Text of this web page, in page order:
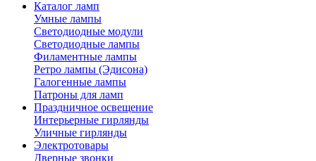
Каталог ламп
Умные лампы
Светодиодные модули
Светодиодные лампы
Филаментные лампы
Ретро лампы (Эдисона)
Галогенные лампы
Патроны для ламп
Праздничное освещение
Интерьерные гирлянды
Уличные гирлянды
Электротовары
Дверные звонки